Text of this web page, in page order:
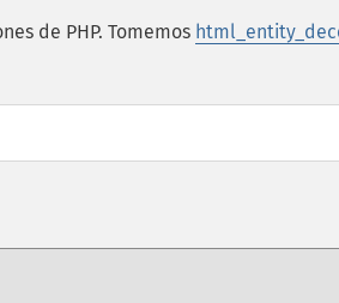
de PHP. Tomemos